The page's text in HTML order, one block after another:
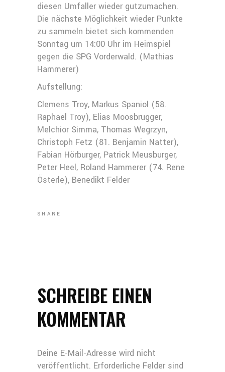
diesen Umfaller wieder gutzumachen.
Die nächste Möglichkeit wieder Punkte
zu sammeln bietet sich kommenden
Sonntag um 14:00 Uhr im Heimspiel
gegen die SPG Vorderwald. (Mathias
Hammerer)
Aufstellung:
Clemens Troy, Markus Spaniol (58.
Raphael Troy), Elias Moosbrugger,
Melchior Simma, Thomas Wegrzyn,
Christoph Fetz (81. Benjamin Natter),
Fabian Hörburger, Patrick Meusburger,
Peter Heel, Roland Hammerer (74. Rene
Österle), Benedikt Felder
SHARE
SCHREIBE EINEN
KOMMENTAR
Deine E-Mail-Adresse wird nicht
veröffentlicht. Erforderliche Felder sind